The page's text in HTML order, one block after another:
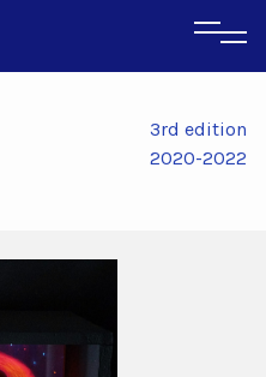
3rd edition
2020-2022